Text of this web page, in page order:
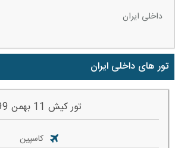
داخلی ایران
تور های داخلی ایران
تور کیش 11 بهمن 99
کاسپین